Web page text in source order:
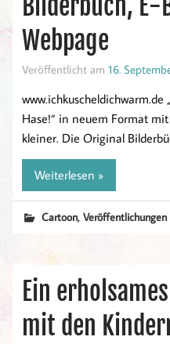
Bilderbuch,
Webpage
Veröffentlicht am 16.
Hase!“ in neuem Format
kleiner. Die Original
Weiterlesen »
Cartoon,Veröffentlichungen
Ein
mit den